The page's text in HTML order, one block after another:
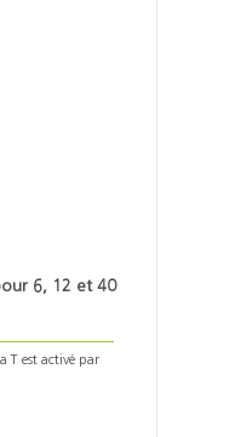
6, 12 et 40
T est activé par